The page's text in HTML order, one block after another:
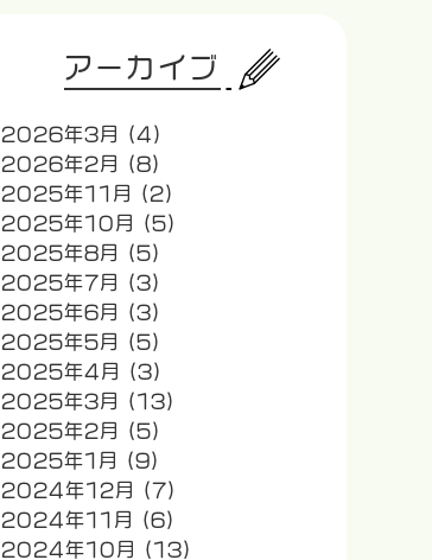
アーカイブ
2026年3月
(4)
2026年2月
(8)
2025年11月
(2)
2025年10月
(5)
2025年8月
(5)
2025年7月
(3)
2025年6月
(3)
2025年5月
(5)
2025年4月
(3)
2025年3月
(13)
2025年2月
(5)
2025年1月
(9)
2024年12月
(7)
2024年11月
(6)
2024年10月
(13)